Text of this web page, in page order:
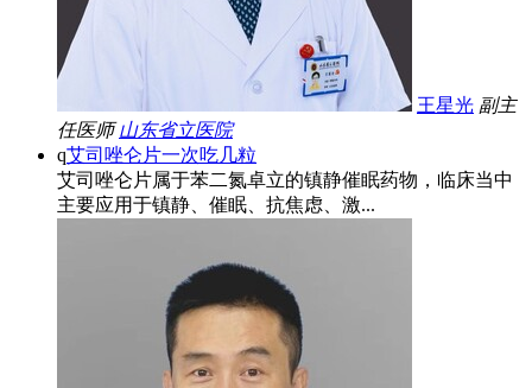
王星光 副主
任医师 山东省立医院
q艾司唑仑片一次吃几粒
艾司唑仑片属于苯二氮卓立的镇静催眠药物，临床当中
主要应用于镇静、催眠、抗焦虑、激...